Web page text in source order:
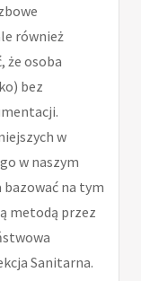
również
że osoba
bez
w
w naszym
na tym
metodą przez
Sanitarna.